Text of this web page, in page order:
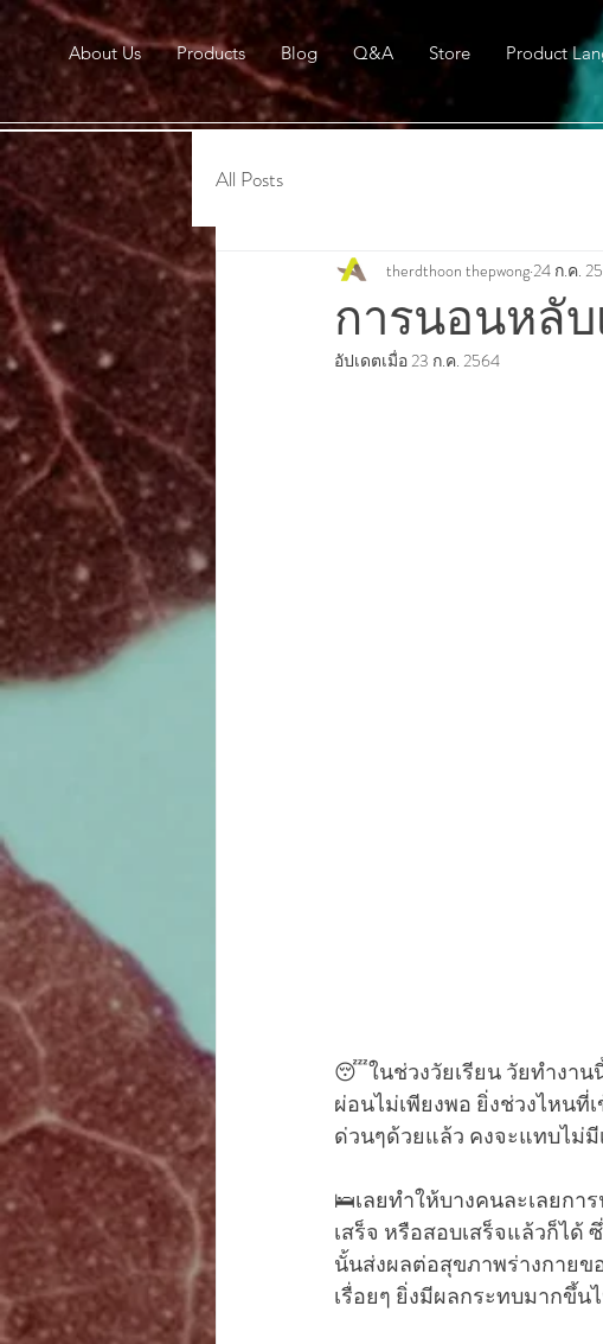
About Us Products Blog Q&A Store Product
All Posts
การนอนหลับ
therdthoon thepwong 24 ก.ค.
อัปเดตเมื่อ 23 ก.ค. 2564
😴ในช่วงวัยเรียน วัยทำงา
ผ่อนไม่เพียงพอ ยิ่งช่วงไหนที่
ด่วนๆด้วยแล้ว คงจะแทบไม่มี
🛌เลยทำให้บางคนละเลยก
เสร็จ หรือสอบเสร็จแล้วก็ได้
นั้นส่งผลต่อสุขภาพร่างกาย
เรื่อยๆ ยิ่งมีผลกระทบมากขึ้น